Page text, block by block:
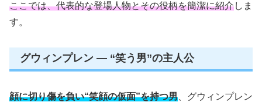
ここでは、代表的な登場人物とその役柄を簡潔に紹介しま
す。
グウィンプレン — “笑う男”の主人公
顔に切り傷を負い“笑顔の仮面”を持つ男 、グウィンプレン